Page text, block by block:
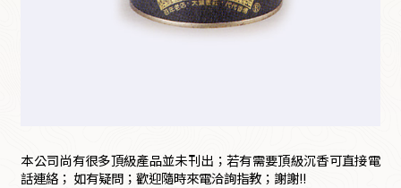
本公司尚有很多頂級產品並未刊出；若有需要頂級沉香可直接電
話連絡； 如有疑問；歡迎隨時來電洽詢指教；謝謝!!